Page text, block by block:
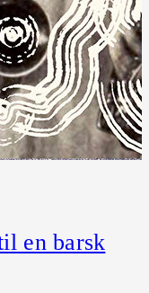
en barsk